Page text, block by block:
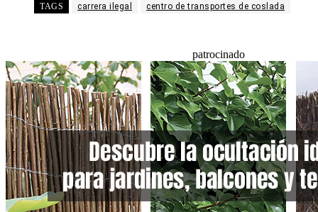
TAGS carrera ilegal centro de transportes de coslada
patrocinado